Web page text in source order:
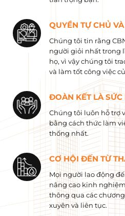
QUYỀN TỰ CHỦ
Chúng tôi tin rằng
người giỏi nhất trong
họ, vì vậy chúng tôi
và làm tốt công việc
ĐOÀN KẾT LÀ SỨC
Chúng tôi luôn hỗ trợ
bằng cách thức làm
thống nhất.
CƠ HỘI ĐẾN TỪ
Mọi người lao động
nâng cao kinh
thông qua các
xuyên và liên tục.